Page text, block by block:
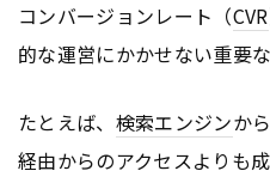
コンバージョンレート（CVR
的な運営にかかせない重要な
たとえば、 検索エンジンか
経由からのアクセスよりも